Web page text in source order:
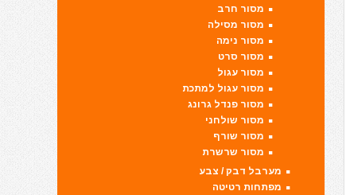
מסור חרב
מסור מסילה
מסור נימה
מסור סרט
מסור עגול
מסור עגול למתכת
מסור פנדל גרונג
מסור שולחני
מסור שורף
מסור שרשרת
מערבל דבק / צבע
מפתחות רטיטה